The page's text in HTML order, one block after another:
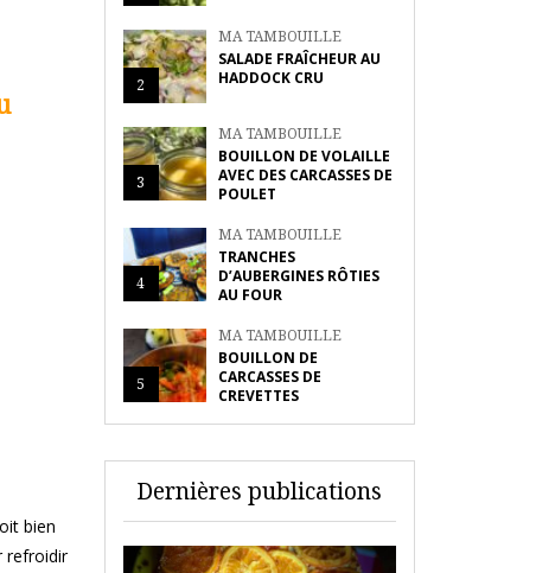
bien
refroidir
2
MA TAMBOUILLE
SALADE FRAÎCHEUR AU
HADDOCK CRU
3
MA TAMBOUILLE
BOUILLON DE VOLAILLE
AVEC DES CARCASSES DE
POULET
4
MA TAMBOUILLE
TRANCHES
D’AUBERGINES RÔTIES
AU FOUR
5
MA TAMBOUILLE
BOUILLON DE
CARCASSES DE
CREVETTES
Dernières publications